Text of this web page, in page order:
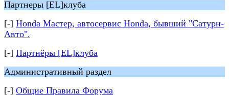
Партнеры [EL]клуба
[-] Honda Мастер, автосервис Honda, бывший "Сатурн-
Авто".
[-] Партнёры [EL]клуба
Административный раздел
[-] Общие Правила Форума